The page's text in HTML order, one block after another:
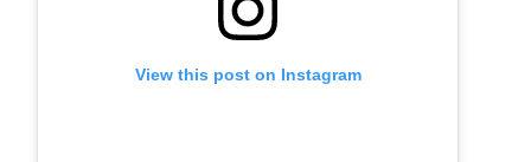
View this post on Instagram